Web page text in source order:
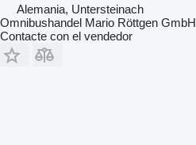
Alemania, Untersteinach
Omnibushandel Mario Röttgen GmbH
Contacte con el vendedor